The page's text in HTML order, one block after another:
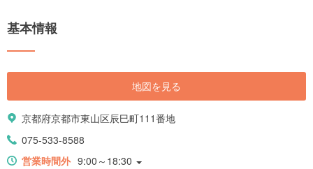
基本情報
地図を見る
京都府京都市東山区辰巳町111番地
075-533-8588
営業時間外 9:00～18:30